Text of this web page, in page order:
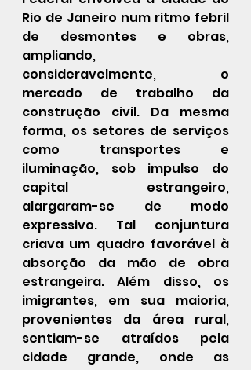
Rio de Janeiro num ritmo febril
de desmontes e obras,
ampliando,
consideravelmente, o
mercado de trabalho da
construção civil. Da mesma
forma, os setores de serviços
como transportes e
iluminação, sob impulso do
capital estrangeiro,
alargaram-se de modo
expressivo. Tal conjuntura
criava um quadro favorável à
absorção da mão de obra
estrangeira. Além disso, os
imigrantes, em sua maioria,
provenientes da área rural,
sentiam-se atraídos pela
cidade grande, onde as